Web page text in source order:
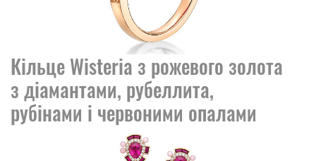
Кільце Wisteria з рожевого золота
з діамантами, рубеллита,
рубінами і червоними опалами